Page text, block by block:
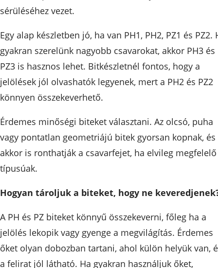
sérüléséhez vezet.
Egy alap készletben jó, ha van PH1, PH2, PZ1 és PZ2.
gyakran szerelünk nagyobb csavarokat, akkor PH3 és
PZ3 is hasznos lehet. Bitkészletnél fontos, hogy a
jelölések jól olvashatók legyenek, mert a PH2 és PZ2
könnyen összekeverhető.
Érdemes minőségi biteket választani. Az olcsó, puha
vagy pontatlan geometriájú bitek gyorsan kopnak, és
akkor is ronthatják a csavarfejet, ha elvileg megfelelő
típusúak.
Hogyan tároljuk a biteket, hogy ne
A PH és PZ biteket könnyű összekeverni, főleg ha a
jelölés lekopik vagy gyenge a megvilágítás. Érdemes
őket olyan dobozban tartani, ahol külön helyük van,
a felirat jól látható. Ha gyakran használjuk őket,